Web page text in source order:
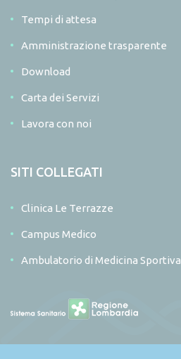
Tempi di attesa
Amministrazione trasparente
Download
Carta dei Servizi
Lavora con noi
SITI COLLEGATI
Clinica Le Terrazze
Campus Medico
Ambulatorio di Medicina Sportiva